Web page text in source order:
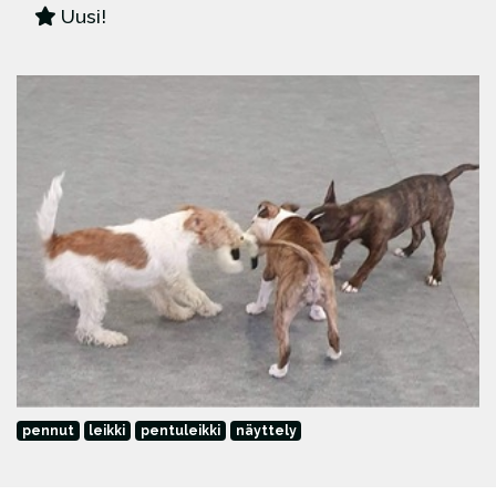
Uusi!
pennut leikki pentuleikki näyttely